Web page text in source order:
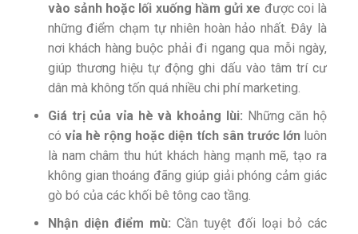
vào sảnh hoặc lối xuống hầm gửi xe được coi là
những điểm chạm tự nhiên hoàn hảo nhất. Đây là
nơi khách hàng buộc phải đi ngang qua mỗi ngày,
giúp thương hiệu tự động ghi dấu vào tâm trí cư
dân mà không tốn quá nhiều chi phí marketing.
Giá trị của vỉa hè và khoảng lùi: Những căn hộ
có vỉa hè rộng hoặc diện tích sân trước lớnluôn
là nam châm thu hút khách hàng mạnh mẽ, tạo ra
không gian thoáng đãng giúp giải phóng cảm giác
gò bó của các khối bê tông cao tầng.
Nhận diện điểm mù: Cần tuyệt đối loại bỏ các